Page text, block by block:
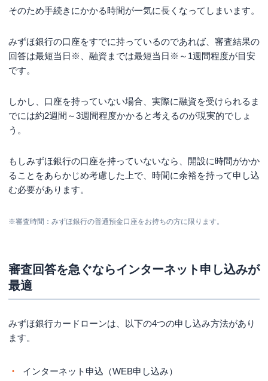
WEBで完結する申し込みの流れ
融資はATMで受けられる
みずほ銀行カードローンの審査時間に関するよく
まとめ
そのため手続きにかかる時間が一気に長くなってしまいます。
みずほ銀行の口座をすでに持っているのであれば、審査結果の
回答は最短当日※ 、融資までは最短当日※ ～1週間程度が目安
です。
しかし、口座を持っていない場合、実際に融資を受けられるま
でには約2週間～3週間程度かかると考えるのが現実的でしょ
う。
もしみずほ銀行の口座を持っていないなら、開設に時間がかか
ることをあらかじめ考慮した上で、時間に余裕を持って申し込
む必要があります。
※審査時間：みずほ銀行の普通預金口座をお持ちの方に限ります。
審査回答を急ぐならインターネット申し込みが
最適
みずほ銀行カードローンは、以下の4つの申し込み方法があり
ます。
インターネット申込（WEB申し込み）